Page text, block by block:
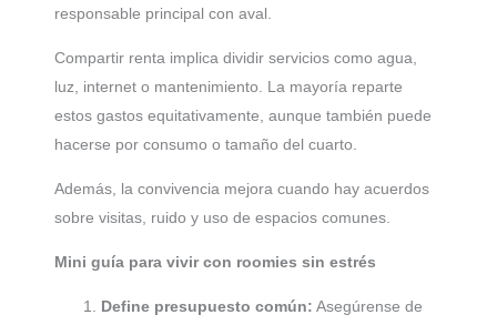
responsable principal con aval.
Compartir renta implica dividir servicios como agua,
luz, internet o mantenimiento. La mayoría reparte
estos gastos equitativamente, aunque también puede
hacerse por consumo o tamaño del cuarto.
Además, la convivencia mejora cuando hay acuerdos
sobre visitas, ruido y uso de espacios comunes.
Mini guía para vivir con roomies sin estrés
Define presupuesto común: Asegúrense de